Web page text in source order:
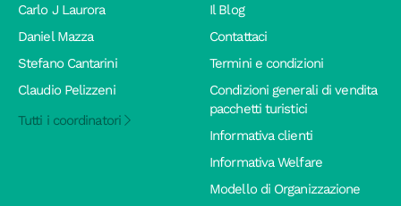
Carlo J Laurora
Daniel Mazza
Stefano Cantarini
Claudio Pelizzeni
Tutti i coordinatori
Il Blog
Contattaci
Termini e condizioni
Condizioni generali di vendita
pacchetti turistici
Informativa clienti
Informativa Welfare
Modello di Organizzazione